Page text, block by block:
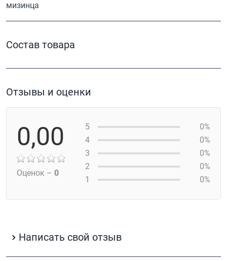
мизинца
Состав товара
Отзывы и оценки
0,00
Оценок – 0
5
0%
4
0%
3
0%
2
0%
1
0%
Написать свой отзыв